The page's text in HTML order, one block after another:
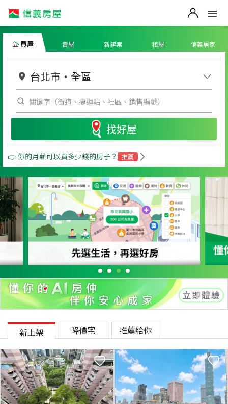
買屋 賣屋 新建案 租屋 信義居家
台北市 ・ 全區
找好屋
👉 你的月薪可以買多少錢的房子？ 推薦
新上架 降價宅 推薦給你